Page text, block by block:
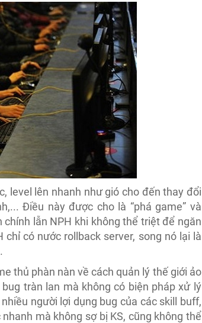
level lên nhanh như gió cho đến thay đổi
Điều này được cho là “phá game” và
lẫn NPH khi không thể triệt để ngăn
có nước rollback server, song nó lại là
thủ phàn nàn về cách quản lý thế giới ảo
tràn lan mà không có biện pháp xử lý
người lợi dụng bug của các skill buff,
mà không sợ bị KS, cũng không thể